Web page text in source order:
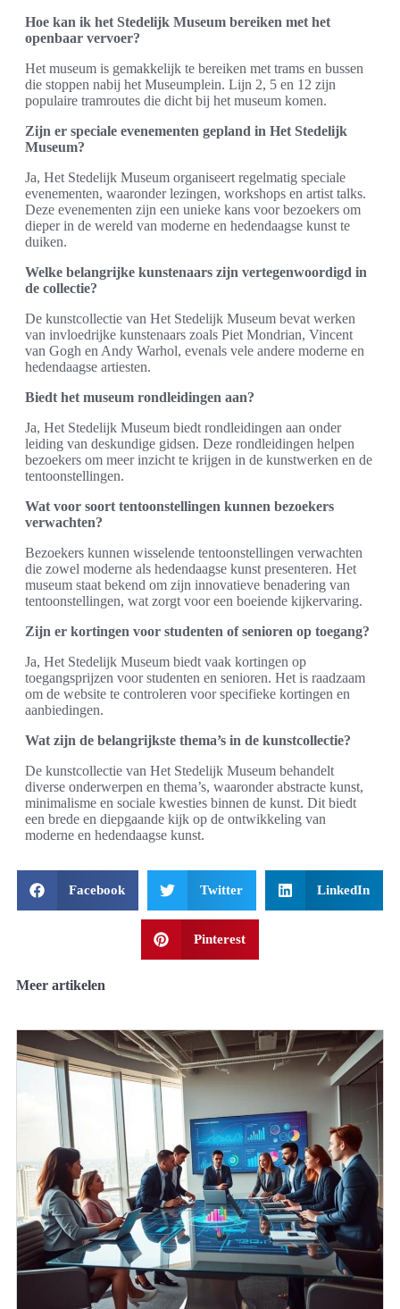
Hoe kan ik het Stedelijk Museum bereiken met het
openbaar vervoer?
Het museum is gemakkelijk te bereiken met trams en bussen
die stoppen nabij het Museumplein. Lijn 2, 5 en 12 zijn
populaire tramroutes die dicht bij het museum komen.
Zijn er speciale evenementen gepland in Het Stedelijk
Museum?
Ja, Het Stedelijk Museum organiseert regelmatig speciale
evenementen, waaronder lezingen, workshops en artist talks.
Deze evenementen zijn een unieke kans voor bezoekers om
dieper in de wereld van moderne en hedendaagse kunst te
duiken.
Welke belangrijke kunstenaars zijn vertegenwoordigd in
de collectie?
De kunstcollectie van Het Stedelijk Museum bevat werken
van invloedrijke kunstenaars zoals Piet Mondrian, Vincent
van Gogh en Andy Warhol, evenals vele andere moderne en
hedendaagse artiesten.
Biedt het museum rondleidingen aan?
Ja, Het Stedelijk Museum biedt rondleidingen aan onder
leiding van deskundige gidsen. Deze rondleidingen helpen
bezoekers om meer inzicht te krijgen in de kunstwerken en de
tentoonstellingen.
Wat voor soort tentoonstellingen kunnen bezoekers
verwachten?
Bezoekers kunnen wisselende tentoonstellingen verwachten
die zowel moderne als hedendaagse kunst presenteren. Het
museum staat bekend om zijn innovatieve benadering van
tentoonstellingen, wat zorgt voor een boeiende kijkervaring.
Zijn er kortingen voor studenten of senioren op toegang?
Ja, Het Stedelijk Museum biedt vaak kortingen op
toegangsprijzen voor studenten en senioren. Het is raadzaam
om de website te controleren voor specifieke kortingen en
aanbiedingen.
Wat zijn de belangrijkste thema’s in de kunstcollectie?
De kunstcollectie van Het Stedelijk Museum behandelt
diverse onderwerpen en thema’s, waaronder abstracte kunst,
minimalisme en sociale kwesties binnen de kunst. Dit biedt
een brede en diepgaande kijk op de ontwikkeling van
moderne en hedendaagse kunst.
Facebook Twitter LinkedIn
Pinterest
Meer artikelen